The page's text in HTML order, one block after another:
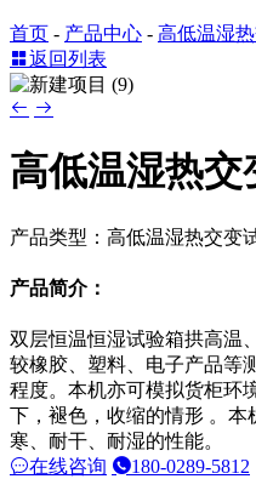
首页 - 产品中心 - 高低温湿
返回列表
高低温湿热交
产品类型：高低温湿热交变
产品简介：
双层恒温恒湿试验箱拱高温
较橡胶、塑料、电子产品等
程度。本机亦可模拟货柜环
下，褪色，收缩的情形 。
寒、耐干、耐湿的性能。
在线咨询
180-0289-5812